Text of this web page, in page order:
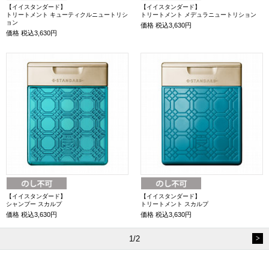
【イイスタンダード】
トリートメント キューティクルニュートリシ
ョン
価格 税込3,630円
【イイスタンダード】
トリートメント メデュラニュートリション
価格 税込3,630円
【イイスタンダード】
シャンプー スカルプ
価格 税込3,630円
【イイスタンダード】
トリートメント スカルプ
価格 税込3,630円
1/2